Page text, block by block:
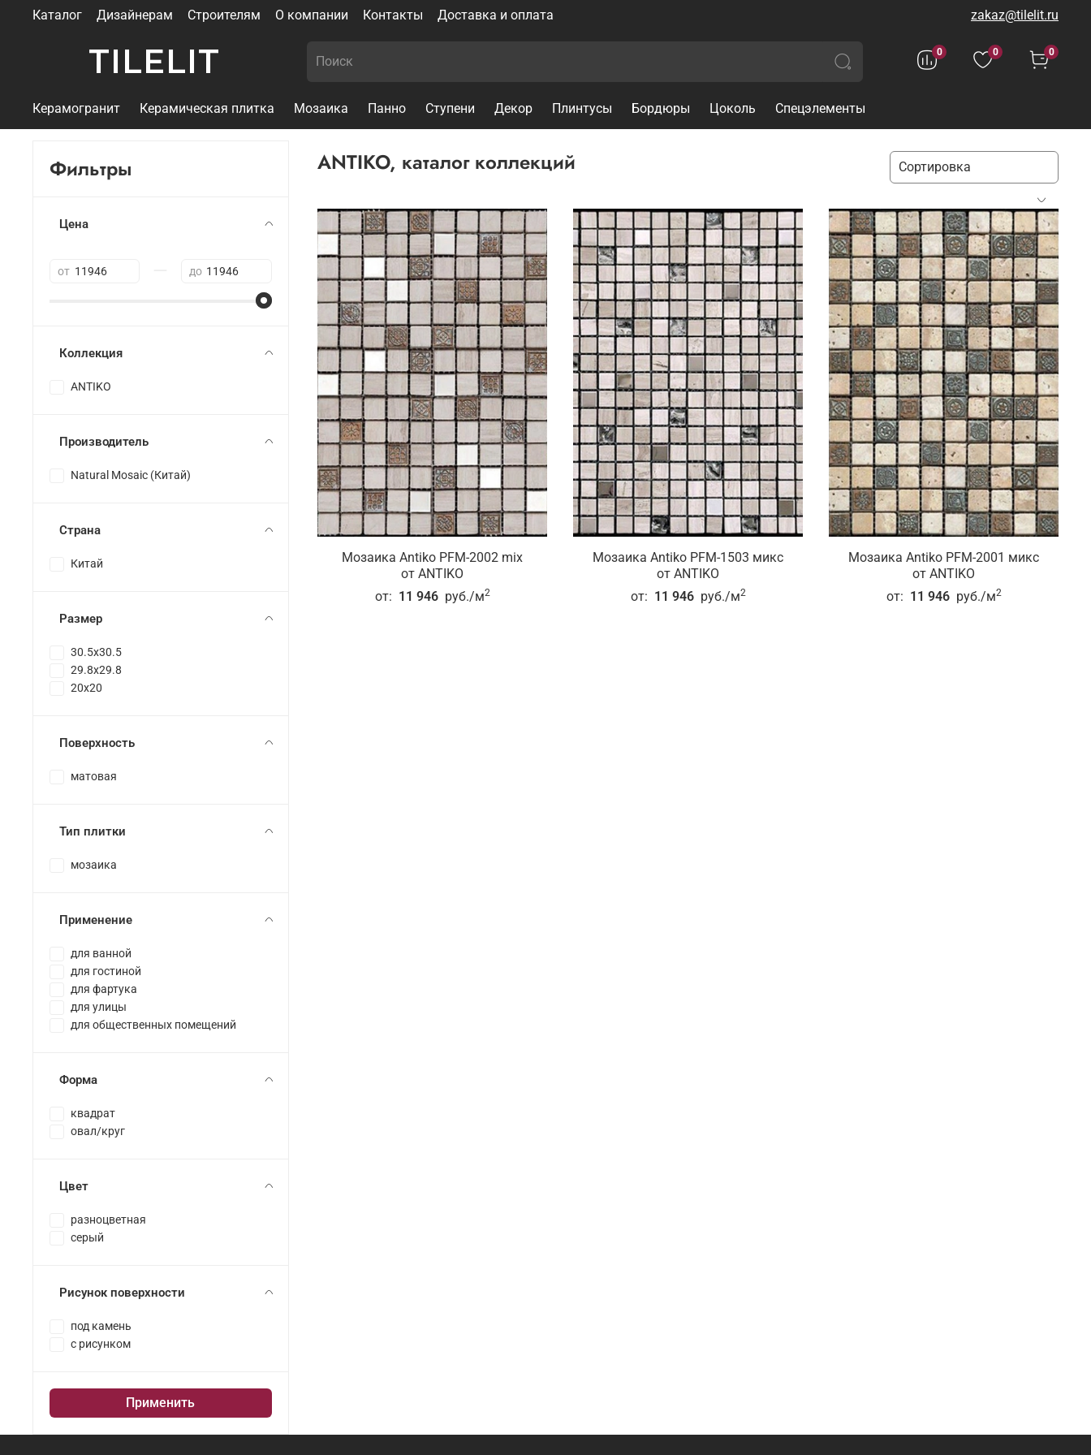
Каталог Дизайнерам Строителям О компании Контакты Доставка и оплата zakaz@tilelit.ru
TILELIT 0 0 0
Керамогранит Керамическая плитка Мозаика Панно Ступени Декор Плинтусы Бордюры Цоколь Спецэлементы
ANTIKO, каталог коллекций
Мозаика Antiko PFM-2002 mix
от ANTIKO
от: 11 946 руб./м2
Мозаика Antiko PFM-1503 микс
от ANTIKO
от: 11 946 руб./м2
Мозаика Antiko PFM-2001 микс
от ANTIKO
от: 11 946 руб./м2
Фильтры
Цена
от до
Коллекция
ANTIKO
Производитель
Natural Mosaic (Китай)
Страна
Китай
Размер
30.5x30.5
29.8x29.8
20x20
Поверхность
матовая
Тип плитки
мозаика
Применение
для ванной
для гостиной
для фартука
для улицы
для общественных помещений
Форма
квадрат
овал/круг
Цвет
разноцветная
серый
Рисунок поверхности
под камень
с рисунком
Применить